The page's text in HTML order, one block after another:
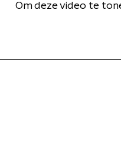
Om deze video te